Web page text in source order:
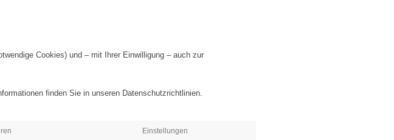
Cookies) und – mit Ihrer Einwilligung – auch zur
finden Sie in unseren Datenschutzrichtlinien.
Einstellungen